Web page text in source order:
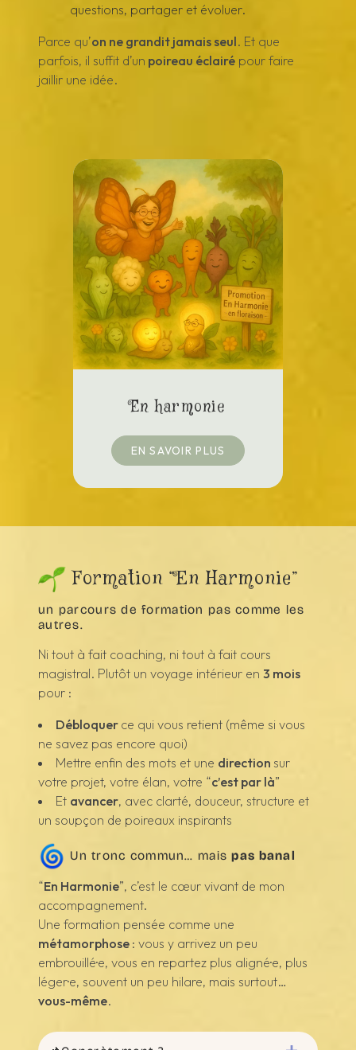
questions, partager et évoluer.
Parce qu’on ne grandit jamais seul. Et que
parfois, il suffit d’un poireau éclairé pour faire
jaillir une idée.
En harmonie
EN SAVOIR PLUS
Formation “En Harmonie”
un parcours de formation pas comme les
autres.
Ni tout à fait coaching, ni tout à fait cours
magistral. Plutôt un voyage intérieur en 3 mois
pour :
Débloquer ce qui vous retient (même si vous
ne savez pas encore quoi)
Mettre enfin des mots et une direction sur
votre projet, votre élan, votre “c’est par là”
Et avancer, avec clarté, douceur, structure et
un soupçon de poireaux inspirants
Un tronc commun… maispas banal
“En Harmonie”, c’est le cœur vivant de mon
accompagnement.
Une formation pensée comme une
métamorphose : vous y arrivez un peu
embrouillé·e, vous en repartez plus aligné·e, plus
léger·e, souvent un peu hilare, mais surtout…
vous-même.